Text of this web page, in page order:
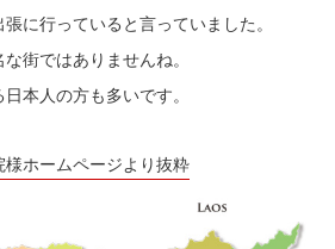
に行っていると言っていました。
街ではありませんね。
本人の方も多いです。
ホームページより抜粋